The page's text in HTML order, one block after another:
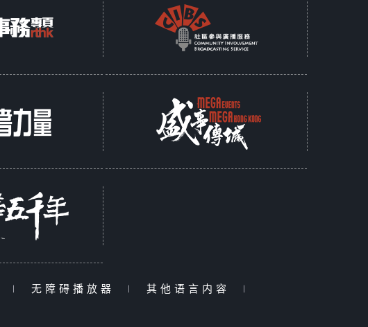
| 无障碍播放器 | 其他语言内容 |